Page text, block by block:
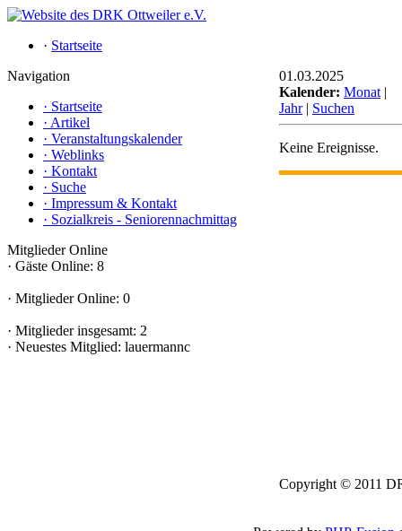
· Startseite
Navigation
· Startseite
· Artikel
· Veranstaltungskalender
· Weblinks
· Kontakt
· Suche
· Impressum & Kontakt
· Sozialkreis - Seniorennachmittag
Mitglieder Online
· Gäste Online: 8
· Mitglieder Online: 0
· Mitglieder insgesamt: 2
· Neuestes Mitglied: lauermannc
01.03.2025
Kalender: Monat |
Jahr| Suchen
Keine Ereignisse.
Copyright © 2011